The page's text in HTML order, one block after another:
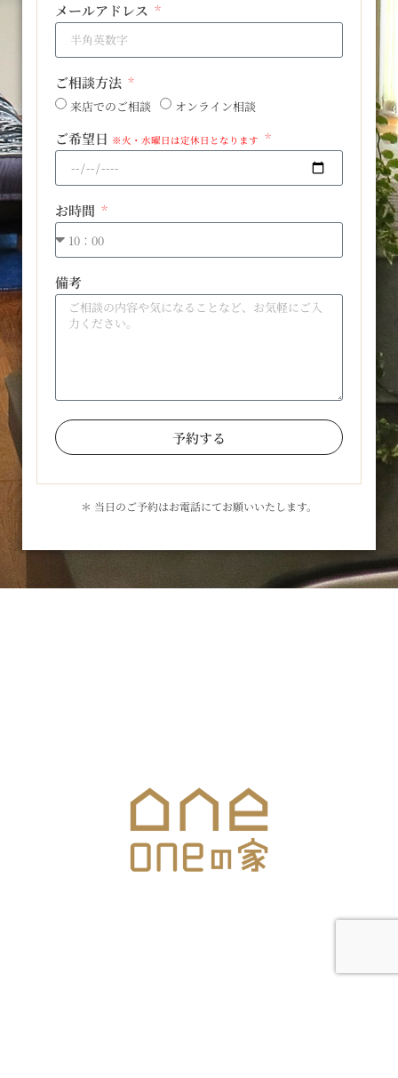
メールアドレス
ご相談方法
来店でのご相談 オンライン相談
ご希望日 ※火・水曜日は定休日となります
お時間
備考
予約する
＊ 当日のご予約はお電話にてお願いいたします。